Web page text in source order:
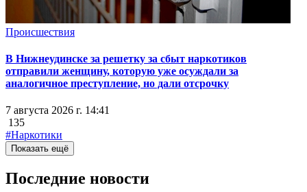
Происшествия
В Нижнеудинске за решетку за сбыт наркотиков
отправили женщину, которую уже осуждали за
аналогичное преступление, но дали отсрочку
7 августа 2026 г. 14:41
135
#Наркотики
Показать ещё
Последние новости